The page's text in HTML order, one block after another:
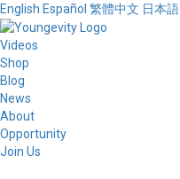
English Español 繁體中文 日本語
Videos
Shop
Blog
News
About
Opportunity
Join Us